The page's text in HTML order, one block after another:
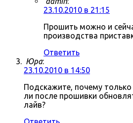
23.10.2010 в 21:15
Прошить можно и
производства
Ответить
Юра:
23.10.2010 в 14:50
Подскажите, почему
ли после прошивки
лайв?